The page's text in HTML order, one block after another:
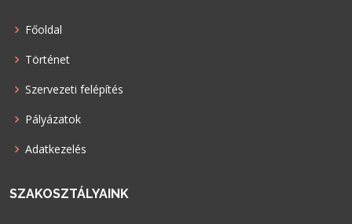
Főoldal
Történet
Szervezeti felépítés
Pályázatok
Adatkezelés
SZAKOSZTÁLYAINK